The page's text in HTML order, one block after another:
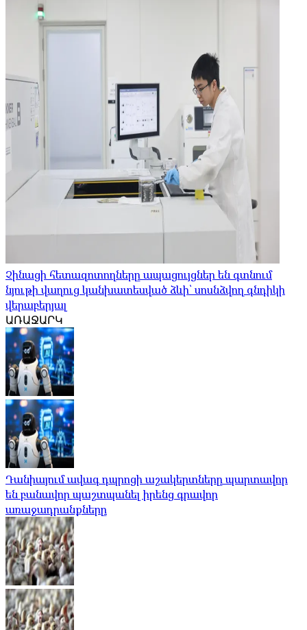
Չինացի հետազոտողները ապացույցներ են գտնում
նյութի վաղուց կանխատեսված ձևի՝ սոսնձվող գնդիկի
վերաբերյալ
ԱՌԱՋԱՐԿ
Դանիայում ավագ դպրոցի աշակերտները պարտավոր
են բանավոր պաշտպանել իրենց գրավոր
առաջադրանքները